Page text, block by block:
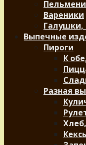
Пельмени
Вареники
Галушки,
Выпечные
Пироги
К
Разная